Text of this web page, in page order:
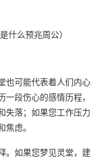
也可能代表着人们内心
段伤心的感情历程，
失落；如果您工作压力
虑。
。如果您梦见灵堂，建